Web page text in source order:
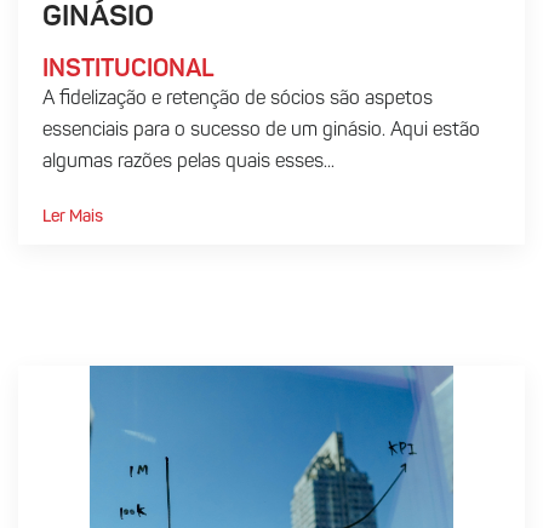
GINÁSIO
INSTITUCIONAL
A fidelização e retenção de sócios são aspetos
essenciais para o sucesso de um ginásio. Aqui estão
algumas razões pelas quais esses...
Ler Mais